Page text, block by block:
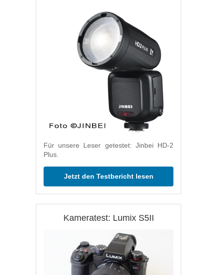
Für unsere Leser getestet: Jinbei HD-2
Plus.
Jetzt den Testbericht lesen
Kameratest: Lumix S5II